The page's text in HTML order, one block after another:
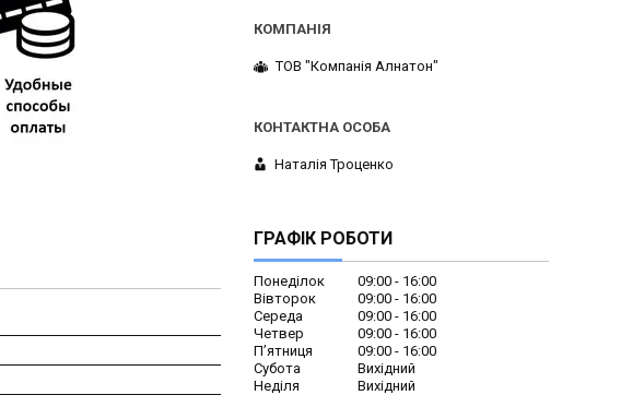
ТОВ "Компанія Алнатон"
Наталія Троценко
ГРАФІК РОБОТИ
Понеділок 09:00
16:00
Вівторок
09:00
16:00
Середа
09:00
16:00
Четвер
09:00
16:00
Пʼятниця
09:00
16:00
Субота
Вихідний
Неділя
Вихідний